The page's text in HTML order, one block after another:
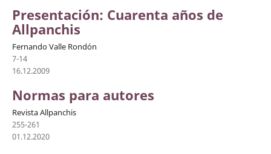
Presentación: Cuarenta años de
Allpanchis
Fernando Valle Rondón
7-14
16.12.2009
Normas para autores
Revista Allpanchis
255-261
01.12.2020